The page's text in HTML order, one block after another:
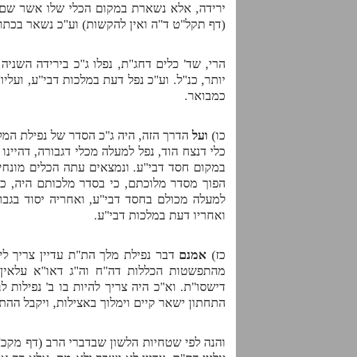
ירידה, אלא נשארת במקום הכלי שלו אשר
(דף תקל"ט ד"ה ואין להקשות) וע"כ נשאר
הרי, שד' כלים דחג"ת, נפלו ג"כ בירידה
יותר, כנ"ל. וע"כ נפל דעת במלכות דבי"ע,
כמבואר.
כו) ועלהדרך הזה, היה ג"כ הסדר של נפילת
כלי דנצח הוד, נפל למעלה מכלי דגבורה,
במקום חסד דבי"ע. ונמצאים עתה הכלים
הפוך מסדר מלוכתם, כי בסדר מלכותם היה,
למעלה מכולם בחסד דבי"ע, ואחריה יסוד
ואחריו דעת במלכות דבי"ע.
כז) אמנם דבר נפילת מלך הת"ת עדיין צריך
מהתפשטות הכללות דה"ח וה"ג דאו"א
דישסו"ת. וא"כ היה צריך להיות בו ב'
התחתון ישאר קיים וימלוך באצילות, ויקבל
והנה לפי שטחיות הלשון שבדברי הרב (דף